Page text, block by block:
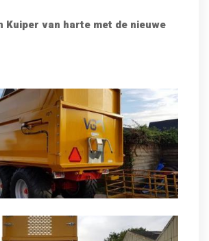
Kuiper van harte met de nieuwe